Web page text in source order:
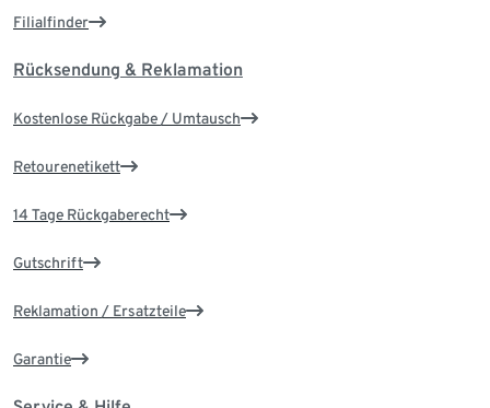
Filialfinder
Rücksendung & Reklamation
Kostenlose Rückgabe / Umtausch
Retourenetikett
14 Tage Rückgaberecht
Gutschrift
Reklamation / Ersatzteile
Garantie